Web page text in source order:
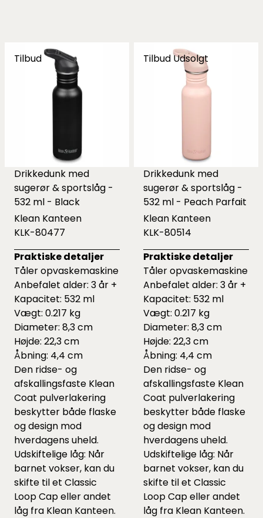
Tilbud
Drikkedunk med
sugerør & sportslåg -
532 ml - Black
Klean Kanteen
KLK-80477
Praktiske detaljer
Tåler opvaskemaskine
Anbefalet alder: 3 år +
Kapacitet: 532 ml
Vægt: 0.217 kg
Diameter: 8,3 cm
Højde: 22,3 cm
Åbning: 4,4 cm
Den ridse- og
afskallingsfaste Klean
Coat pulverlakering
beskytter både flaske
og design mod
hverdagens uheld.
Udskiftelige låg: Når
barnet vokser, kan du
skifte til et Classic
Loop Cap eller andet
låg fra Klean Kanteen.
TilbudUdsolgt
Drikkedunk med
sugerør & sportslåg -
532 ml - Peach Parfait
Klean Kanteen
KLK-80514
Praktiske detaljer
Tåler opvaskemaskine
Anbefalet alder: 3 år +
Kapacitet: 532 ml
Vægt: 0.217 kg
Diameter: 8,3 cm
Højde: 22,3 cm
Åbning: 4,4 cm
Den ridse- og
afskallingsfaste Klean
Coat pulverlakering
beskytter både flaske
og design mod
hverdagens uheld.
Udskiftelige låg: Når
barnet vokser, kan du
skifte til et Classic
Loop Cap eller andet
låg fra Klean Kanteen.